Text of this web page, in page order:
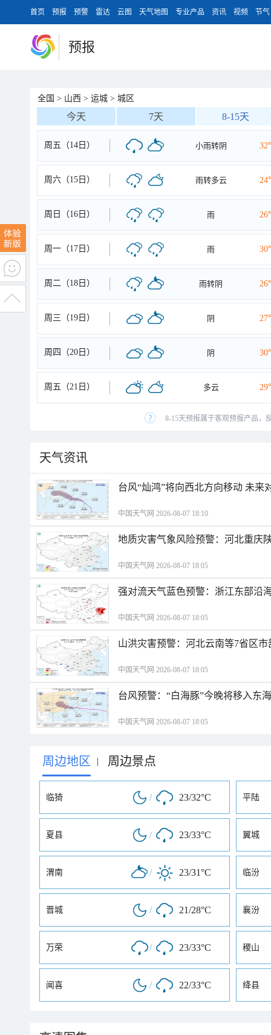
首页 预报 预警 雷达 云图 天气地图 专业产品 资讯 视频 节气
预报
全国 > 山西 > 运城 > 城区
今天 7天 8-15天
周五（14日） 小雨转阴
周六（15日） 雨转多云
周日（16日） 雨
周一（17日） 雨
周二（18日） 雨转阴
周三（19日） 阴
周四（20日） 阴
周五（21日） 多云
8-15天预报属于客观预报产品，
天气资讯
台风“灿鸿”将向西北方向移动 未来
中国天气网 2026-08-07 18:10
地质灾害气象风险预警：河北重庆
中国天气网 2026-08-07 18:05
强对流天气蓝色预警：浙江东部沿
中国天气网 2026-08-07 18:05
山洪灾害预警：河北云南等7省区
中国天气网 2026-08-07 18:05
台风预警：“白海豚”今晚将移入东
中国天气网 2026-08-07 18:05
周边地区 | 周边景点
临猗 / 23/32°C 平陆
夏县 / 23/33°C 翼城
渭南 / 23/31°C 临汾
晋城 / 21/28°C 襄汾
万荣 / 23/33°C 稷山
闻喜 / 22/33°C 绛县